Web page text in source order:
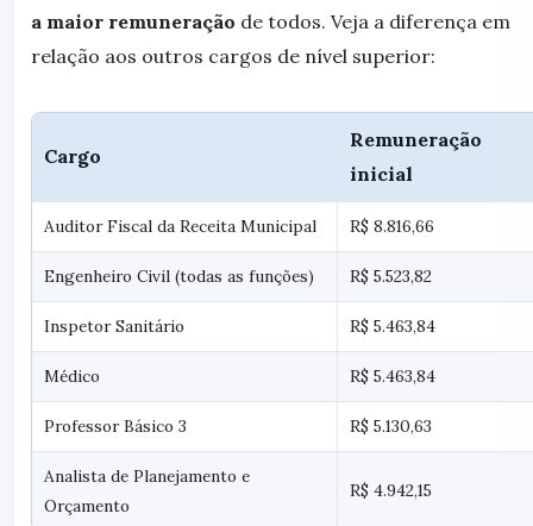
a maior remuneração de todos. Veja a diferença em
relação aos outros cargos de nível superior:
Cargo
Remuneração
inicial
Auditor Fiscal da Receita Municipal R$ 8.816,66
Engenheiro Civil (todas as funções) R$ 5.523,82
Inspetor Sanitário R$ 5.463,84
Médico R$ 5.463,84
Professor Básico 3 R$ 5.130,63
Analista de Planejamento e
Orçamento
R$ 4.942,15